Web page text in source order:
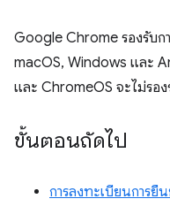
Google Chrome รองรับก
macOS, Windows และ
และ ChromeOS จะไม่รอ
ขั้นตอนถัดไป
การลงทะเบียนการยื